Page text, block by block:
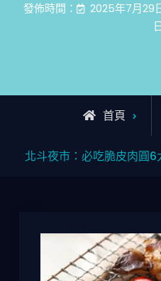
發佈時間： 2025年7月29
首頁
北斗夜市：必吃脆皮肉圓